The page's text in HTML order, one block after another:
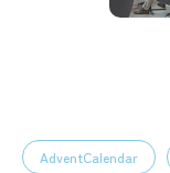
AdventCalendar